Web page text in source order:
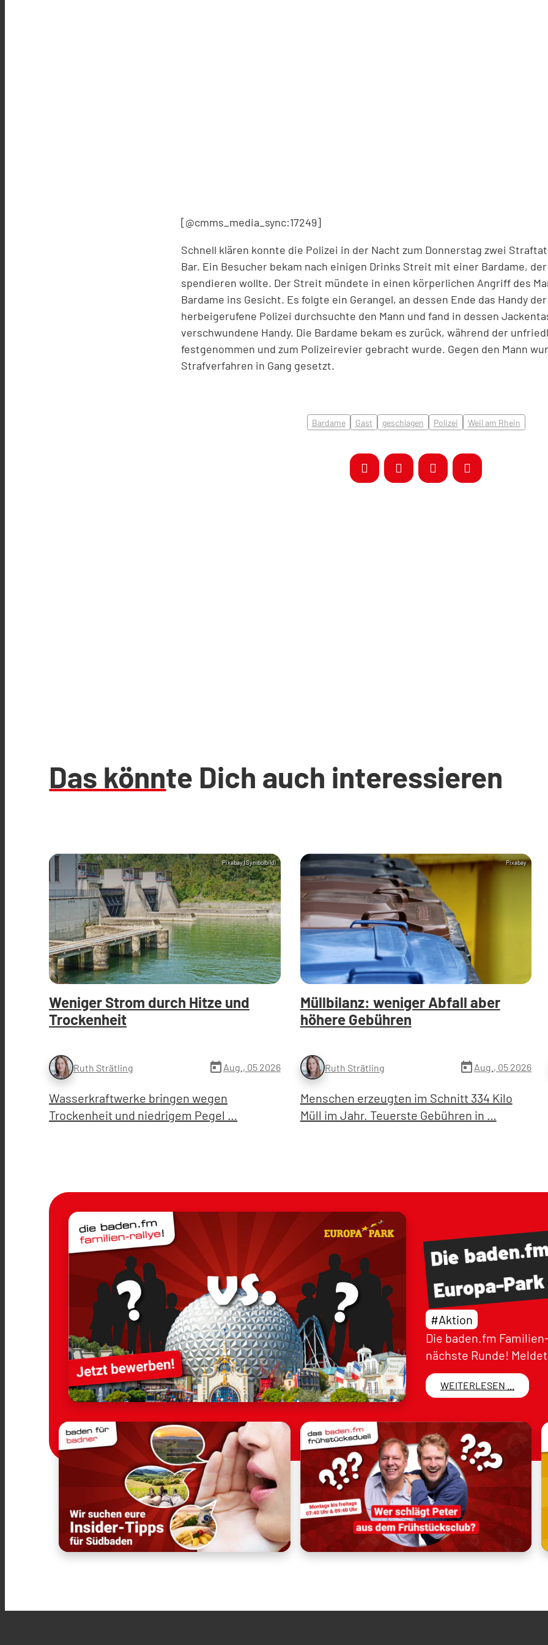
[@cmms_media_sync:17249]
Schnell klären konnte die Polizei in der Nacht zum Donnerstag zwei
Bar. Ein Besucher bekam nach einigen Drinks Streit mit einer Bardame,
spendieren wollte. Der Streit mündete in einen körperlichen Angriff des
Bardame ins Gesicht. Es folgte ein Gerangel, an dessen Ende das Handy
herbeigerufene Polizei durchsuchte den Mann und fand in dessen
verschwundene Handy. Die Bardame bekam es zurück, während der
festgenommen und zum Polizeirevier gebracht wurde. Gegen den Mann
Strafverfahren in Gang gesetzt.
Bardame Gast geschlagen Polizei Weil am Rhein
Das könnte Dich auch interessieren
Pixabay (Symbolbild)
Weniger Strom durch Hitze und
Trockenheit
Ruth Strätling today Aug., 05 2026
Wasserkraftwerke bringen wegen
Trockenheit und niedrigem Pegel …
Pixabay
Müllbilanz: weniger Abfall aber
höhere Gebühren
Ruth Strätling todayAug., 05 2026
Menschen erzeugten im Schnitt 334 Kilo
Müll im Jahr. Teuerste Gebühren in …
Die
Europa-Park
#Aktion
Die baden.fm
nächste Runde!
WEITERLESEN ...